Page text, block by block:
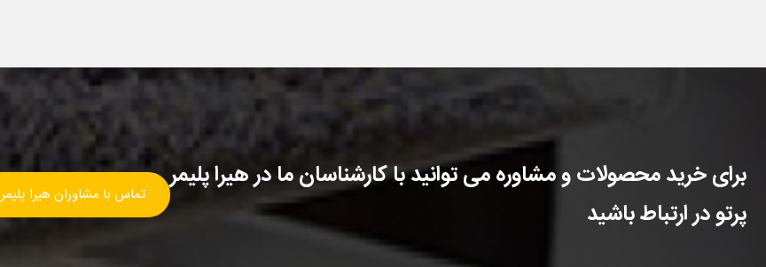
برای خرید محصولات و مشاوره می توانید با کارشناسان ما در هیرا پلیمر
پرتو در ارتباط باشید
تماس با مشاوران هیرا پلیمر